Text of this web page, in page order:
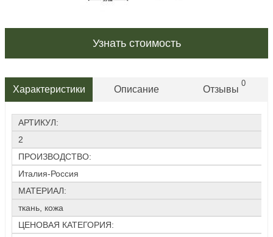
Узнать стоимость
Характеристики Описание Отзывы
0
АРТИКУЛ:
2
ПРОИЗВОДСТВО:
Италия-Россия
МАТЕРИАЛ:
ткань, кожа
ЦЕНОВАЯ КАТЕГОРИЯ: